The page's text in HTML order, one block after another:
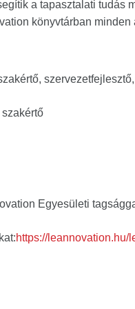
a tapasztalati tudás
könyvtárban
Egyesületi
https://leannovation.hu/